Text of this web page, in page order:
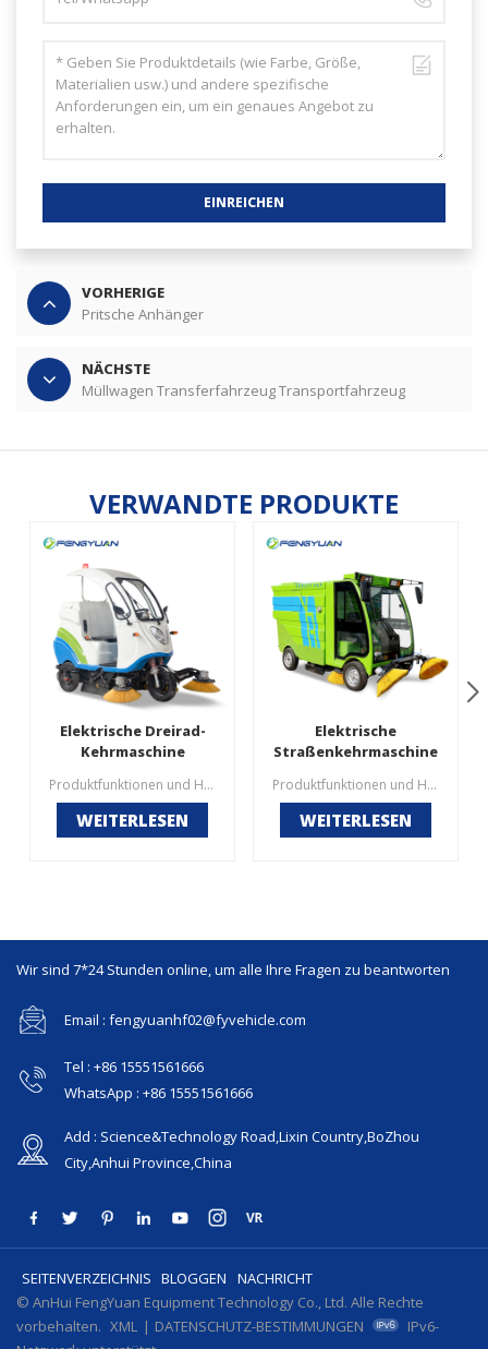
EINREICHEN
VORHERIGE
Pritsche Anhänger
NÄCHSTE
Müllwagen Transferfahrzeug Transportfahrzeug
VERWANDTE PRODUKTE
Elektrische Dreirad-
Kehrmaschine
Produktfunktionen und Haltepunkte 1. Staub, Sand, Steine, Blätter, Äste, Schwebstoffe, Zigaretten- und Getränkeflaschen, Schrauben und Muttern sowie die Sprinkleranlage können gereinigt werden, um Staub zu vermeiden.2. Ausgestattet mit einer Hydranten-Wasserversorgungsschnittstelle ist die Wasserversorgungsgeschwindigkeit schnell und die kommunale Brandbekämpfung entlang der Straße kann jederzeit genutzt werden.3. Es ist mit einem elektrischen Deckenventilator ausgestattet, der sich nach links und rechts, vorne und hinten drehen kann, und ist mit einer stromlosen Start- und Stoppvorrichtung ausgestattet.4. Humanisiertes Design, leicht verständliche Betriebswerkbank.
WEITERLESEN
Elektrische
Straßenkehrmaschine
Produktfunktionen und Haltepunkte 1, Vollständig versiegelte Kabine, glasig und transparent auf drei Seiten, gute Sicht auf den Reinigungsvorgang, perfektes Aussehen2.240 l Standard-Mülleimer, einfach zu ersetzen, es muss kein Müll an der Übergabestation entsorgt werden, Einsparung von Hin- und Rückfahrtzeit und höhere Betriebseffizienz.3, Vier Seitenbürste + Hauptbürstenbetrieb, Reinigung sauberer, Wassersprühen vor Staub, Staubabsaugventilator nach Staub, vermeiden Sie den Betrieb von Sekundärstaub.4, Es kann die Reinigung von großen Kraftstoffautos ersetzen, die Nutzungskosten betragen 10% der ersteren, der Reinigungseffekt ist besser.5, optionale Lithiumbatterie, plus Klimaanlage.
WEITERLESEN
Wir sind 7*24 Stunden online, um alle Ihre Fragen zu beantworten
Email : fengyuanhf02@fyvehicle.com
Tel : +86 15551561666
WhatsApp : +86 15551561666
Add : Science&Technology Road,Lixin Country,BoZhou
City,Anhui Province,China
SEITENVERZEICHNIS BLOGGEN
NACHRICHT
© AnHui FengYuan Equipment Technology Co., Ltd. Alle Rechte
vorbehalten. XML | DATENSCHUTZ-BESTIMMUNGEN
IPv6-